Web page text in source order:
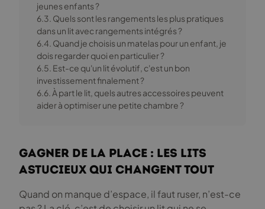
jeunes enfants ?
6.3. Quels sont les rangements les plus pratiques
dans un lit avec rangements intégrés ?
6.4. Quand je choisis un matelas pour un enfant, je
dois regarder quoi en particulier ?
6.5. Est-ce qu'un lit évolutif, c'est un bon
investissement finalement ?
6.6. À part le lit, quels autres accessoires peuvent
aider à optimiser une petite chambre ?
Gagner de la place : Les lits
astucieux qui changent tout
Quand on manque d’espace, il faut ruser, n’est-ce